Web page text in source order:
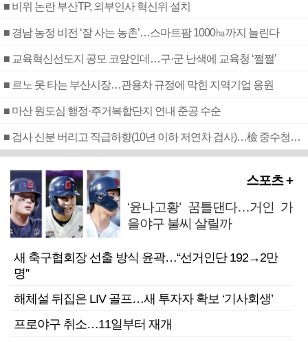
■ 비위 논란 부산TP, 외부인사 혁신위 설치
■ 경남 농정 비전 ‘잘 사는 농촌’…스마트팜 1000㏊까지 늘린다
■ 교육혁신선도지 공모 코앞인데…구·군 난색에 교육청 ‘쩔쩔’
■ 르노 못 타는 부산시장…관용차 규정에 막힌 지역기업 응원
■ 마산 원도심 행정·주거복합단지 연내 준공 수순
■ 검사 신분 버리고 직급하향(10년 이하 저연차 검사)…檢 중수청행 기피
스포츠 +
‘윤나고황’ 꿈틀댄다…거인 가
을야구 불씨 살릴까
새 축구협회장 선출 방식 윤곽…“선거인단 192→2만
명”
해체설 뒤집은 LIV 골프…새 투자자 확보 ‘기사회생’
프로야구 취소…11일부터 재개